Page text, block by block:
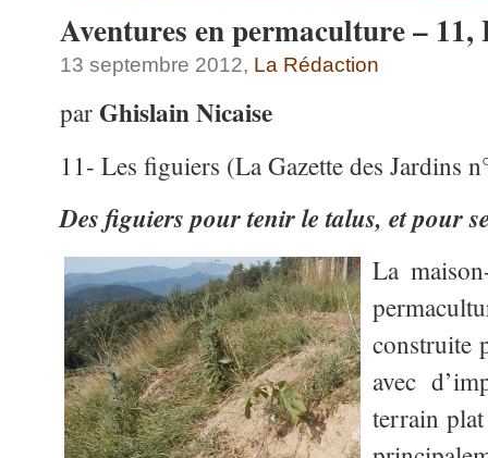
Aventures en permaculture –
13 septembre 2012, La Rédaction
parGhislain Nicaise
11- Les figuiers (La Gazette des Jardins
Des figuiers pour tenir le talus, et pour
La
construite
avec
terrain